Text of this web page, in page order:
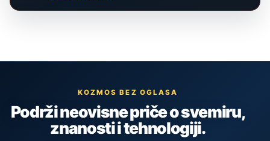
KOZMOS BEZ OGLASA
Podrži neovisne priče o svemiru,
znanosti i tehnologiji.